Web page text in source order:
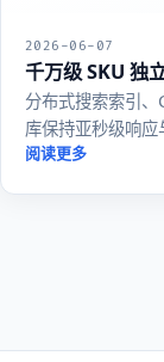
2026-06-07
千万级 SKU 独
分布式搜索索引
库保持亚秒级响应
阅读更多